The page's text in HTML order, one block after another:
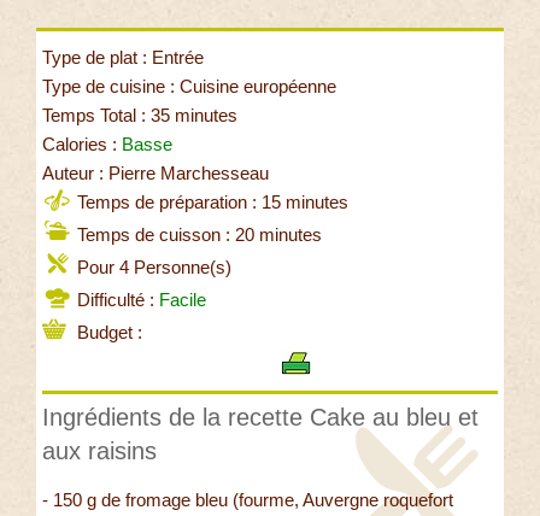
Type de plat : Entrée
Type de cuisine : Cuisine européenne
Temps Total : 35 minutes
Calories : Basse
Auteur : Pierre Marchesseau
Temps de préparation : 15 minutes
Temps de cuisson : 20 minutes
Pour 4 Personne(s)
Difficulté : Facile
Budget :
Ingrédients de la recette Cake au bleu et
aux raisins
- 150 g de fromage bleu (fourme, Auvergne roquefort